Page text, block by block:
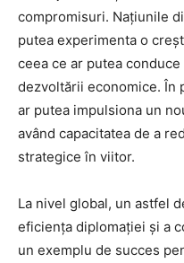
compromisuri. Națiunile
putea experimenta o
ceea ce ar putea
dezvoltării economice. În
ar putea impulsiona un
având capacitatea de a
strategice în viitor.
La nivel global, un astfel
eficiența diplomației și a
un exemplu de succes